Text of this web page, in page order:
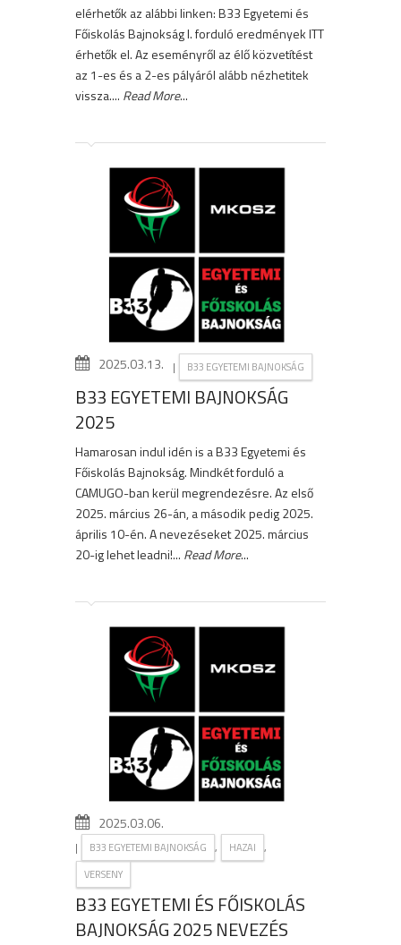
elérhetők az alábbi linken: B33 Egyetemi és
Főiskolás Bajnokság I. forduló eredmények ITT
érhetők el. Az eseményről az élő közvetítést
az 1-es és a 2-es pályáról alább nézhetitek
vissza.... Read More...
2025.03.13. | B33 EGYETEMI BAJNOKSÁG
B33 EGYETEMI BAJNOKSÁG
2025
Hamarosan indul idén is a B33 Egyetemi és
Főiskolás Bajnokság. Mindkét forduló a
CAMUGO-ban kerül megrendezésre. Az első
2025. március 26-án, a második pedig 2025.
április 10-én. A nevezéseket 2025. március
20-ig lehet leadni!... Read More...
2025.03.06.
| B33 EGYETEMI BAJNOKSÁG , HAZAI ,
VERSENY
B33 EGYETEMI ÉS FŐISKOLÁS
BAJNOKSÁG 2025 NEVEZÉS